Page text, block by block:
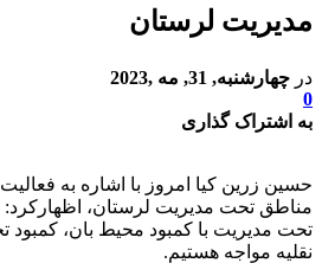
مدیریت لرستان
در چهارشنبه, 31, مه ,2023
0
به اشتراک گذاری
مناطق تحت مدیریت لرستان،
تحت مدیریت با کمبود محیط بان، کمبود
نقلیه مواجه هستیم.